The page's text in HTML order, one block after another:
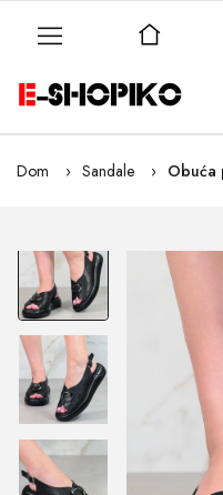
Dom Sandale Obuća